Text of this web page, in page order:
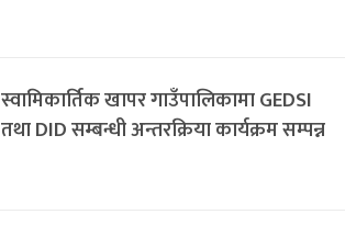
स्वामिकार्तिक खापर गाउँपालिकामा GEDSI
तथा DID सम्बन्धी अन्तरक्रिया कार्यक्रम सम्पन्न